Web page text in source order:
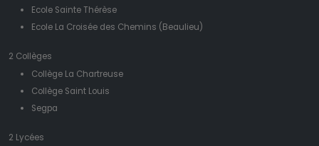
Ecole Sainte Thérèse
Ecole La Croisée des Chemins (Beaulieu)
2 Collèges
Collège La Chartreuse
Collège Saint Louis
Segpa
2 Lycées